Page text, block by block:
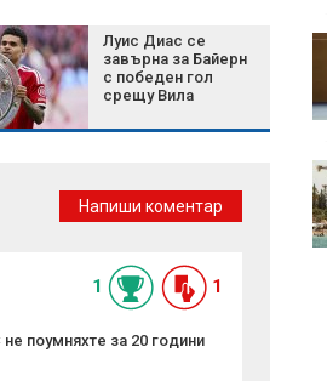
Луис Диас се
завърна за Байерн
с победен гол
срещу Вила
"Интер" победи
"Ювентус" в зрелищно
дерби в Пърт
евро глоба от УЕФА
Напиши коментар
1 1
поумняхте за 20 години